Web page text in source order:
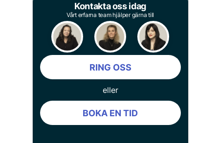
Kontakta oss idag
Vårt erfarna team hjälper gärna till
RING OSS
eller
BOKA EN TID